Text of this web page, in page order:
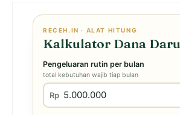
RECEH.IN · ALAT HITUNG
Kalkulator Dana
Pengeluaran rutin per bulan
total kebutuhan wajib tiap bulan
Rp